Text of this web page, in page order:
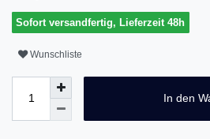
Sofort versandfertig, Lieferzeit 48h
Wunschliste
In den